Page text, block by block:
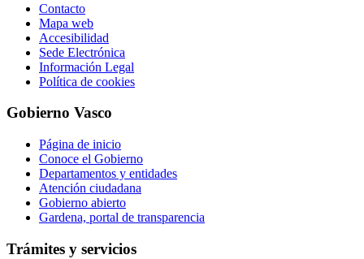
Contacto
Mapa web
Accesibilidad
Sede Electrónica
Información Legal
Política de cookies
Gobierno Vasco
Página de inicio
Conoce el Gobierno
Departamentos y entidades
Atención ciudadana
Gobierno abierto
Gardena, portal de transparencia
Trámites y servicios